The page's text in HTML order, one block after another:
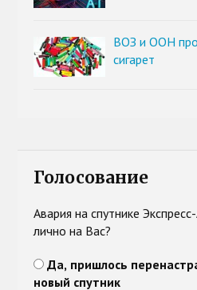
ВОЗ и ООН
сигарет
Голосование
Авария на спутнике
лично на Вас?
Да, пришлось
новый спутник